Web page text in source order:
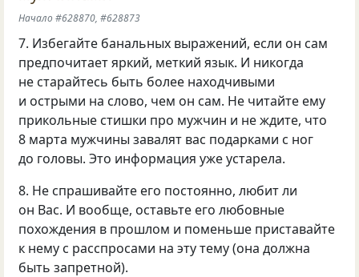
Начало #628870, #628873
7. Избегайте банальных выражений, если он сам
предпочитает яркий, меткий язык. И никогда
не старайтесь быть более находчивыми
и острыми на слово, чем он сам. Не читайте ему
прикольные стишки про мужчин и не ждите, что
8 марта мужчины завалят вас подарками с ног
до головы. Это информация уже устарела.
8. Не спрашивайте его постоянно, любит ли
он Вас. И вообще, оставьте его любовные
похождения в прошлом и поменьше приставайте
к нему с расспросами на эту тему(она должна
быть запретной).